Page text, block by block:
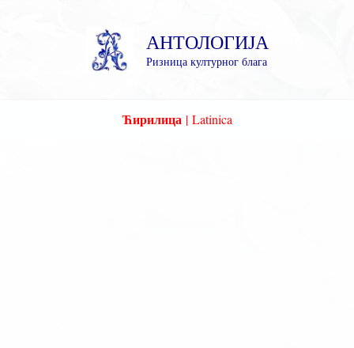
АНТОЛОГИЈА
Ризница културног блага
Ћирилица | Latinica